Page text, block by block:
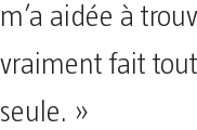
m’a aidée à
vraiment fait
seule. »